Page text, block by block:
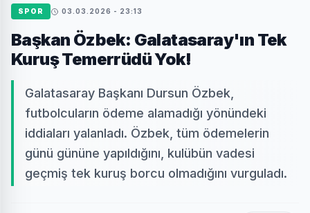
SPOR 03.03.2026 - 23:13
Başkan Özbek: Galatasaray'ın Tek
Kuruş Temerrüdü Yok!
Galatasaray Başkanı Dursun Özbek,
futbolcuların ödeme alamadığı yönündeki
iddiaları yalanladı. Özbek, tüm ödemelerin
günü gününe yapıldığını, kulübün vadesi
geçmiş tek kuruş borcu olmadığını vurguladı.